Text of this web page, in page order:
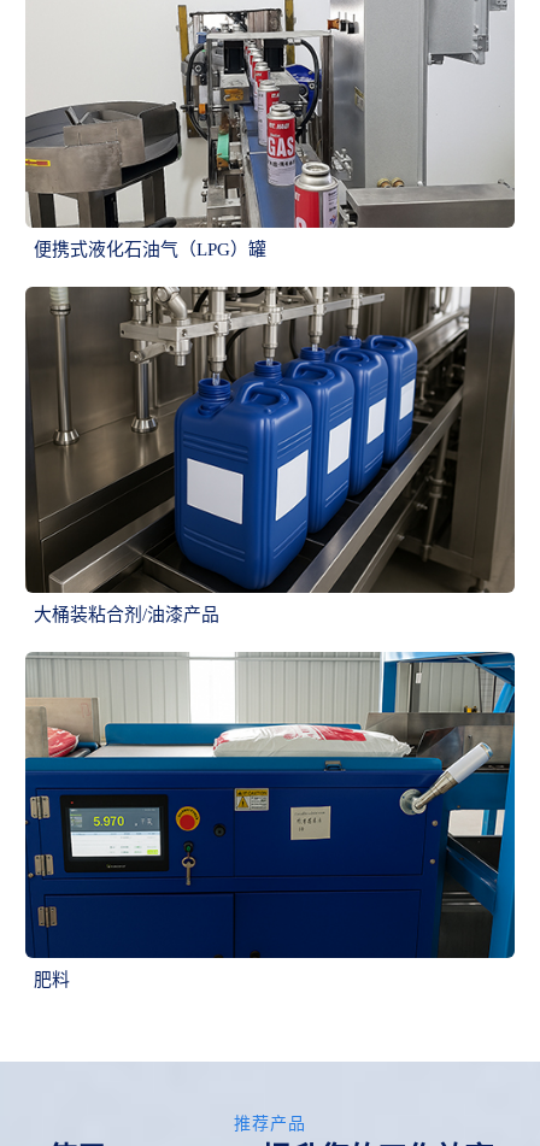
便携式液化石油气（LPG）罐
大桶装粘合剂/油漆产品
肥料
推荐产品